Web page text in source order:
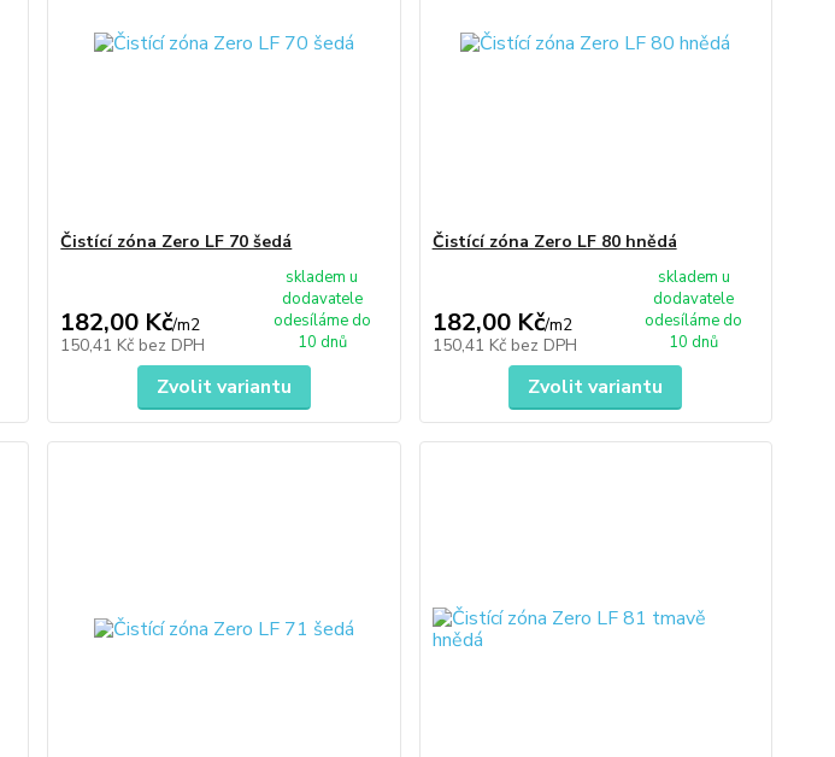
Čistící zóna Zero LF 70 šedá
182,00 Kč/m2
150,41 Kč bez DPH
skladem u
dodavatele
odesíláme do
10 dnů
Zvolit variantu
Čistící zóna Zero LF 80 hnědá
182,00 Kč/m2
150,41 Kč bez DPH
skladem u
dodavatele
odesíláme do
10 dnů
Zvolit variantu